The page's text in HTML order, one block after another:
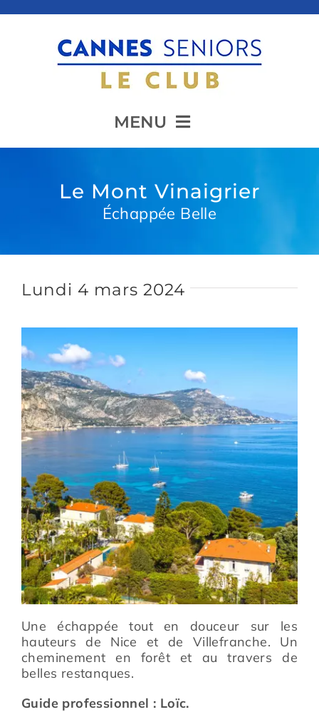
MENU
Animation
Restauration
Actualité
Avantages
Le Mont Vinaigrier
Échappée Belle
Lundi 4 mars 2024
Une échappée tout en douceur sur les
hauteurs de Nice et de Villefranche. Un
cheminement en forêt et au travers de
belles restanques.
Guide professionnel : Loïc.